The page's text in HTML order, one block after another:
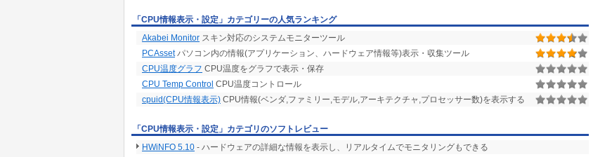
設計方針
高負荷時に常駐させることを考慮してWin32 APIのみでコンパクト(30KBytes)に作りこんでいます。
開発環境
Microsoft VisualStudio Community 2019 Version 16.6.5
「CPU情報表示・設定」カテゴリーの人気ランキング
Akabei Monitor スキン対応のシステムモニターツール
PCAssetパソコン内の情報(アプリケーション、ハードウェア情報等)表示・収集ツール
CPU温度グラフ CPU温度をグラフで表示・保存
CPU Temp Control CPU温度コントロール
cpuid(CPU情報表示) CPU情報(ベンダ,ファミリー,モデル,アーキテクチャ,プロセッサー数)を表示する
「CPU情報表示・設定」カテゴリのソフトレビュー
HWiNFO 5.10 - ハードウェアの詳細な情報を表示し、リアルタイムでモニタリングもできる